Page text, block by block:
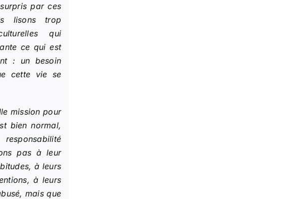
par ces
lisons trop
qui
ce qui est
: un besoin
cette vie se
mission pour
bien normal,
pas à leur
à leurs
à leurs
mais que